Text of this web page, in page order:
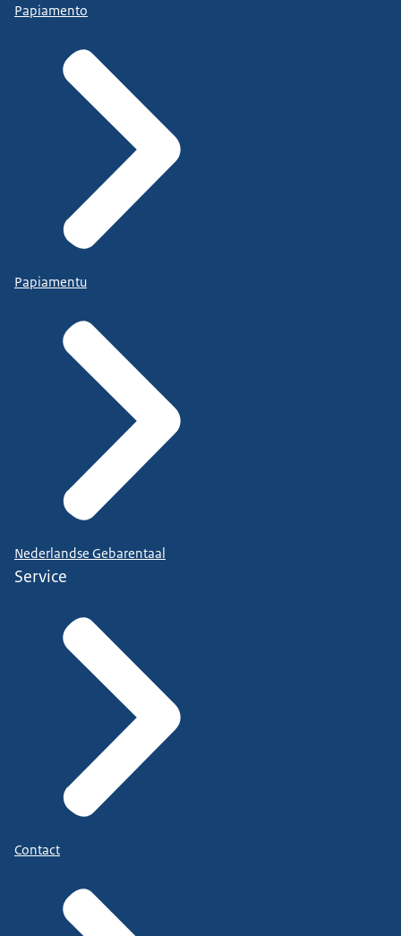
Papiamento
Papiamentu
Nederlandse Gebarentaal
Service
Contact